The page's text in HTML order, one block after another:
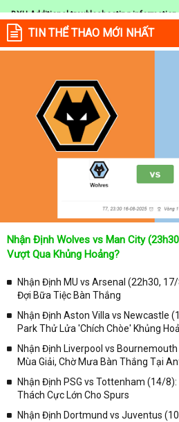
-BXH Additional troubleshooting information
-BXH Additional troubleshooting information
-BXH Learn more
TIN THỂ THAO MỚI NHẤT
Nhận Định Wolves vs Man City
Vượt Qua Khủng Hoảng?
Nhận Định MU vs Arsenal (22h30,
Đợi Bữa Tiệc Bàn Thắng
Nhận Định Aston Villa vs Newcastle
Park Thử Lửa 'Chích Chòe' Khủng
Nhận Định Liverpool vs
Mùa Giải, Chờ Mưa Bàn Thắng Tại
Nhận Định PSG vs Tottenham (14/
Thách Cực Lớn Cho Spurs
Nhận Định Dortmund vs Juventus